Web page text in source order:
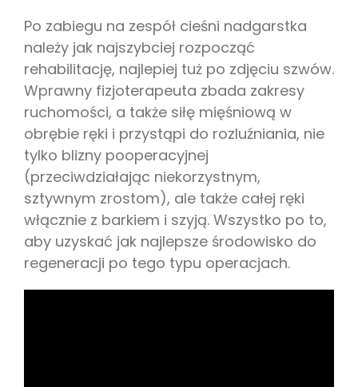
Po zabiegu na zespół cieśni nadgarstka
należy jak najszybciej rozpocząć
rehabilitację, najlepiej tuż po zdjęciu szwów.
Wprawny fizjoterapeuta zbada zakresy
ruchomości, a także siłę mięśniową w
obrębie ręki i przystąpi do rozluźniania, nie
tylko blizny pooperacyjnej
(przeciwdziałając niekorzystnym,
sztywnym zrostom), ale także całej ręki
włącznie z barkiem i szyją. Wszystko po to,
aby uzyskać jak najlepsze środowisko do
regeneracji po tego typu operacjach.